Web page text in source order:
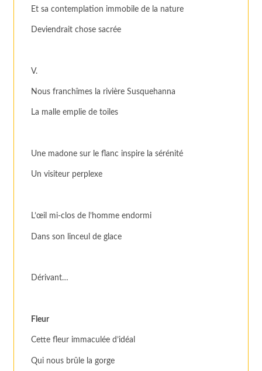
Et sa contemplation immobile de la nature
Deviendrait chose sacrée
V.
Nous franchîmes la rivière Susquehanna
La malle emplie de toiles
Une madone sur le flanc inspire la sérénité
Un visiteur perplexe
L’œil mi-clos de l’homme endormi
Dans son linceul de glace
Dérivant…
Fleur
Cette fleur immaculée d’idéal
Qui nous brûle la gorge